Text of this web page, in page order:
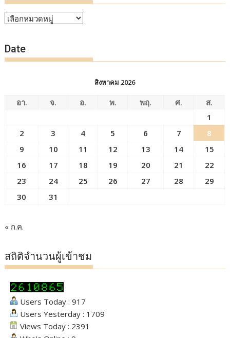
หัวข้อ
Date
สิงหาคม 2026
อา. จ. อ. พ. พฤ. ศ.
ส.
1
2
3 4 5 6 7
8
9
10 11 12 13 14
15
16
17 18 19 20 21
22
23
24 25 26 27 28
29
30
31
« ก.ค.
สถิติจำนวนผู้เข้าชม
Users Today : 917
Users Yesterday : 1709
Views Today : 2391